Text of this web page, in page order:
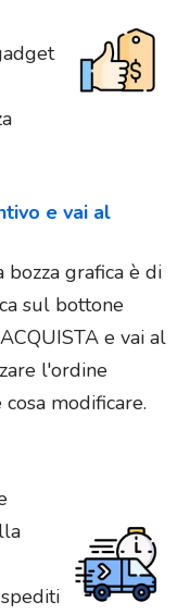
e vai al
grafica è di
sul bottone
e vai al
l'ordine
modificare.